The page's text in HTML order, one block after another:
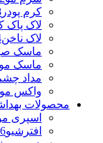
کرم پودر
لاک پاک
لاک ناخن4
ماسک
ماسک مو
مداد
واکس مو
محصولات
اسپری
افترشیو6 محصول